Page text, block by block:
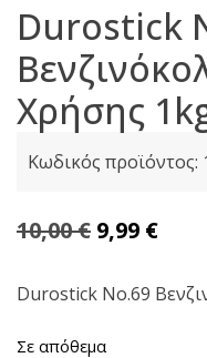
Durostick
Χρήσης
Κωδικός προϊόντος:
10,00€ Original
was:
9,99 €Η
Durostick Νο.69
Σε απόθεμα